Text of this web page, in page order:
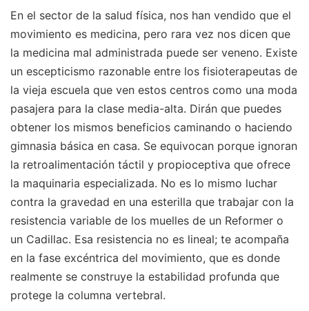
En el sector de la salud física, nos han vendido que el
movimiento es medicina, pero rara vez nos dicen que
la medicina mal administrada puede ser veneno. Existe
un escepticismo razonable entre los fisioterapeutas de
la vieja escuela que ven estos centros como una moda
pasajera para la clase media-alta. Dirán que puedes
obtener los mismos beneficios caminando o haciendo
gimnasia básica en casa. Se equivocan porque ignoran
la retroalimentación táctil y propioceptiva que ofrece
la maquinaria especializada. No es lo mismo luchar
contra la gravedad en una esterilla que trabajar con la
resistencia variable de los muelles de un Reformer o
un Cadillac. Esa resistencia no es lineal; te acompaña
en la fase excéntrica del movimiento, que es donde
realmente se construye la estabilidad profunda que
protege la columna vertebral.